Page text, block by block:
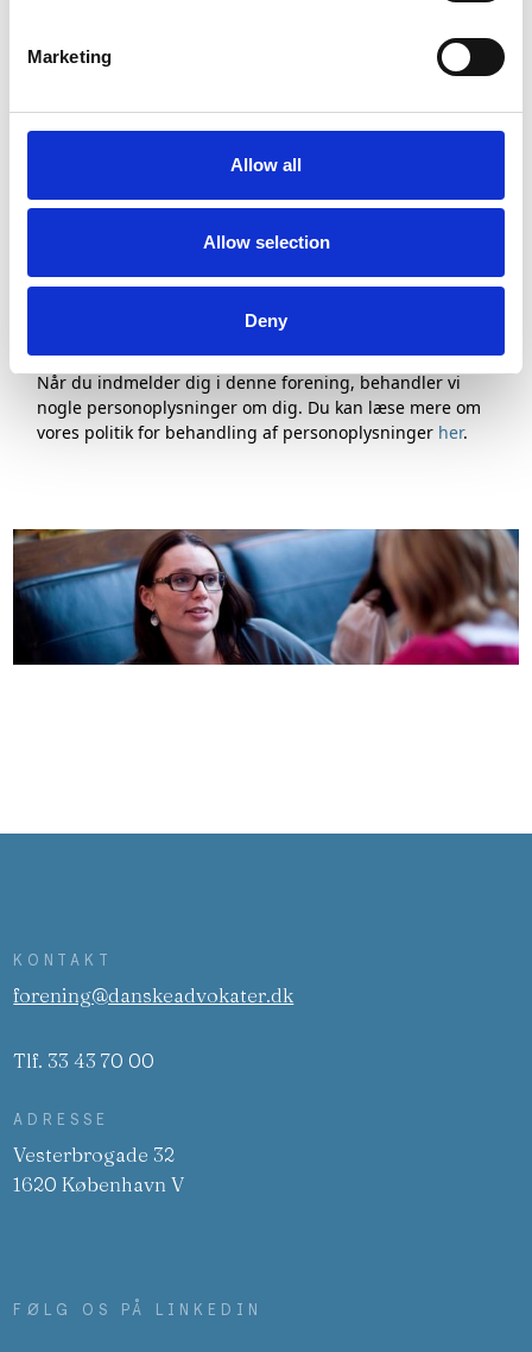
Marketing
Allow all
Allow selection
Deny
Når du indmelder dig i denne forening, behandler vi
nogle personoplysninger om dig. Du kan læse mere om
vores politik for behandling af personoplysninger her.
KONTAKT
forening@danskeadvokater.dk
Tlf. 33 43 70 00
ADRESSE
Vesterbrogade 32
1620 København V
FØLG OS PÅ LINKEDIN